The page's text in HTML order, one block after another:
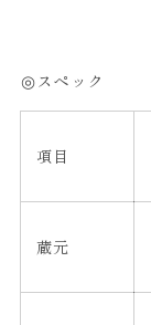
◎スペック
項目
蔵元